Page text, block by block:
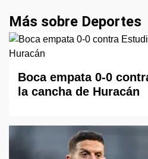
Más sobre Deportes
Boca empata 0-0
la cancha de Huracán